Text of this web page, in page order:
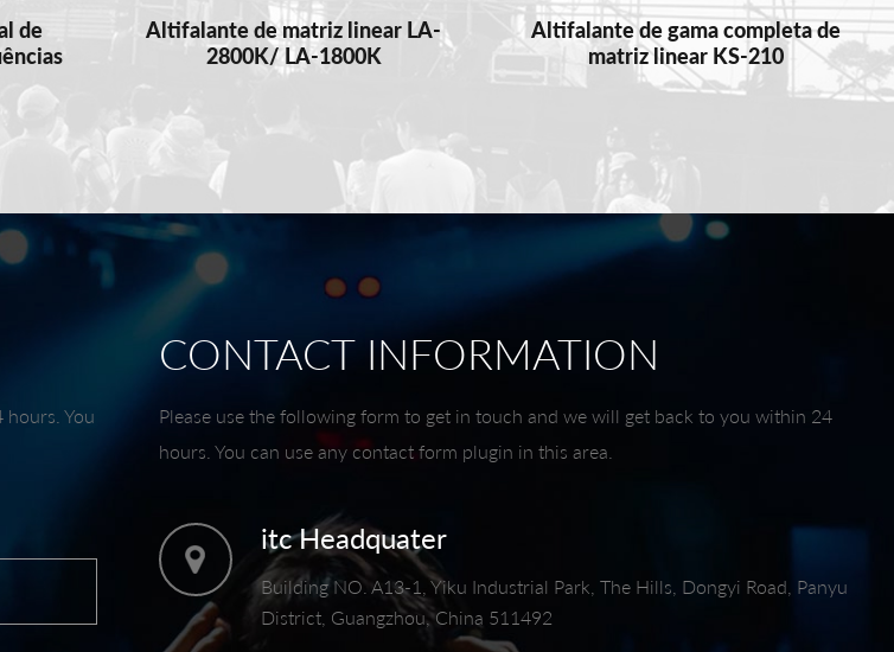
de
Altifalante de matriz linear LA-
2800K/ LA-1800K
Altifalante de gama completa de
matriz linear KS-210
You
CONTACT INFORMATION
Please use the following form to get in touch and we will get back to you within 24
hours. You can use any contact form plugin in this area.
itc Headquater
Building NO. A13-1, Yiku Industrial Park, The Hills, Dongyi Road, Panyu
District, Guangzhou, China 511492